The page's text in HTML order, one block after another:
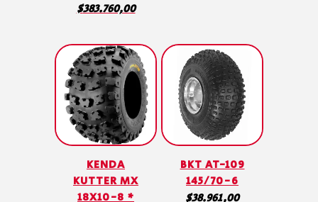
$383.760,00
KENDA
KUTTER MX
18X10-8 *
BKT AT-109
145/70-6
$38.961,00